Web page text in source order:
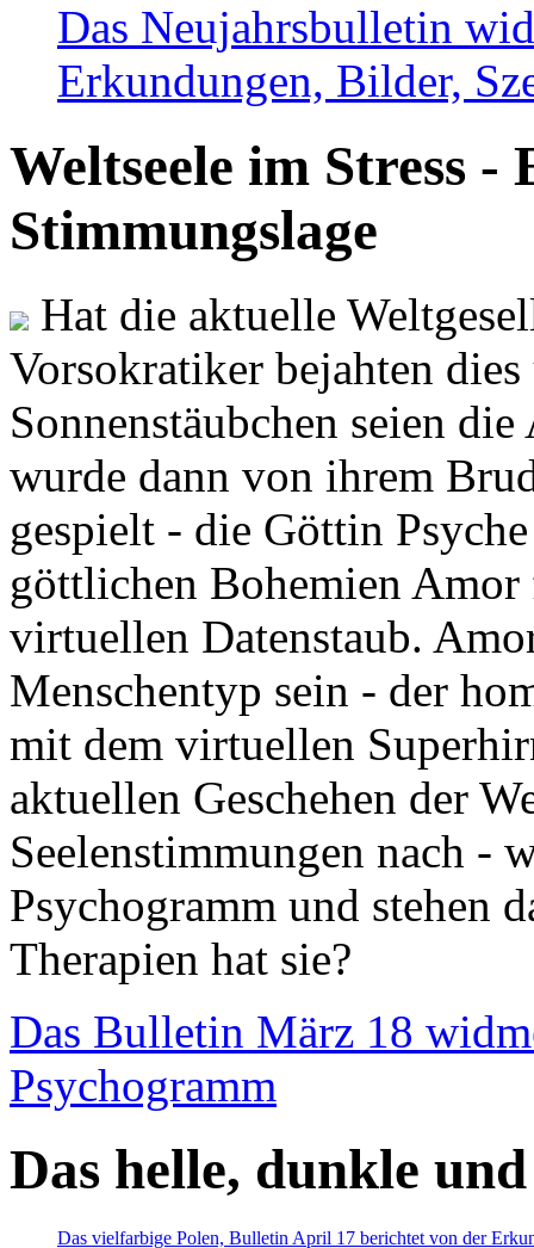
Das Neujahrsbulletin
Erkundungen, Bilder,
Weltseele im Stress -
Stimmungslage
Hat die aktuelle
Vorsokratiker bejahten
Sonnenstäubchen seien
wurde dann von ihrem
gespielt - die Göttin
göttlichen Bohemien
virtuellen Datenstaub.
Menschentyp sein - der
mit dem virtuellen
aktuellen Geschehen der
Seelenstimmungen nach -
Psychogramm und stehen
Therapien hat sie?
Das Bulletin März 18
Psychogramm
Das helle, dunkle
Das vielfarbige Polen, Bulletin April 17 berichtet von der